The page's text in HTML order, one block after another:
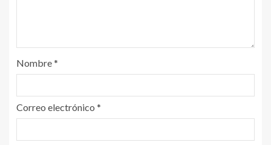
Nombre*
Correo electrónico *